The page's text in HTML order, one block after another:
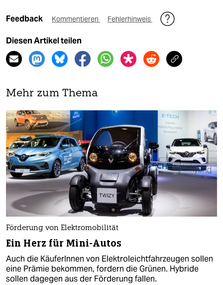
Feedback Kommentieren Fehlerhinweis
Diesen Artikel teilen
Mehr zum Thema
Förderung von Elektromobilität
Ein Herz für Mini-Autos
Auch die KäuferInnen von Elektroleichtfahrzeugen sollen
eine Prämie bekommen, fordern die Grünen. Hybride
sollen dagegen aus der Förderung fallen.